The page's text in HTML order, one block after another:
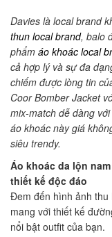
Davies là local brand
thun local brand, balo
phẩm áo khoác local
cả hợp lý và sự đa
chiếm được lòng tin
Coor Bomber Jacket
mix-match dễ dàng
áo khoác này giá
siêu trendy.
Áo khoác da lộn
thiết kế độc đáo
Đem đến hình ảnh
mang với thiết kế
nổi bật outfit của bạn.